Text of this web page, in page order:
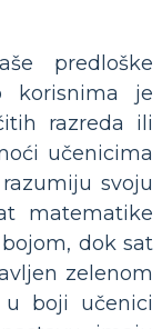
predloške
korisnima je
razreda ili
učenicima
svoju
matematike
dok sat
zelenom
u boji učenici